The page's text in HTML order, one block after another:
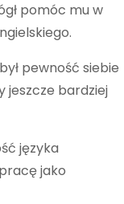
pomóc mu w
pewność siebie
jeszcze bardziej
języka
jako